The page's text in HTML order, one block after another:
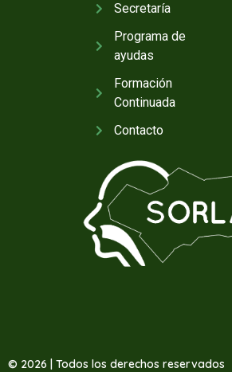
Secretaría
Programa de
ayudas
Formación
Continuada
Contacto
© 2026 | Todos los derechos reservados